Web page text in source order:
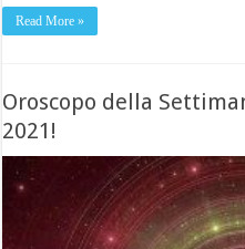
Read More »
Oroscopo della
2021!